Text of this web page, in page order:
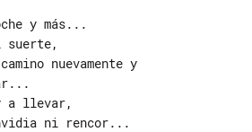
y más...
suerte,
nuevamente y
a llevar,
ni rencor...